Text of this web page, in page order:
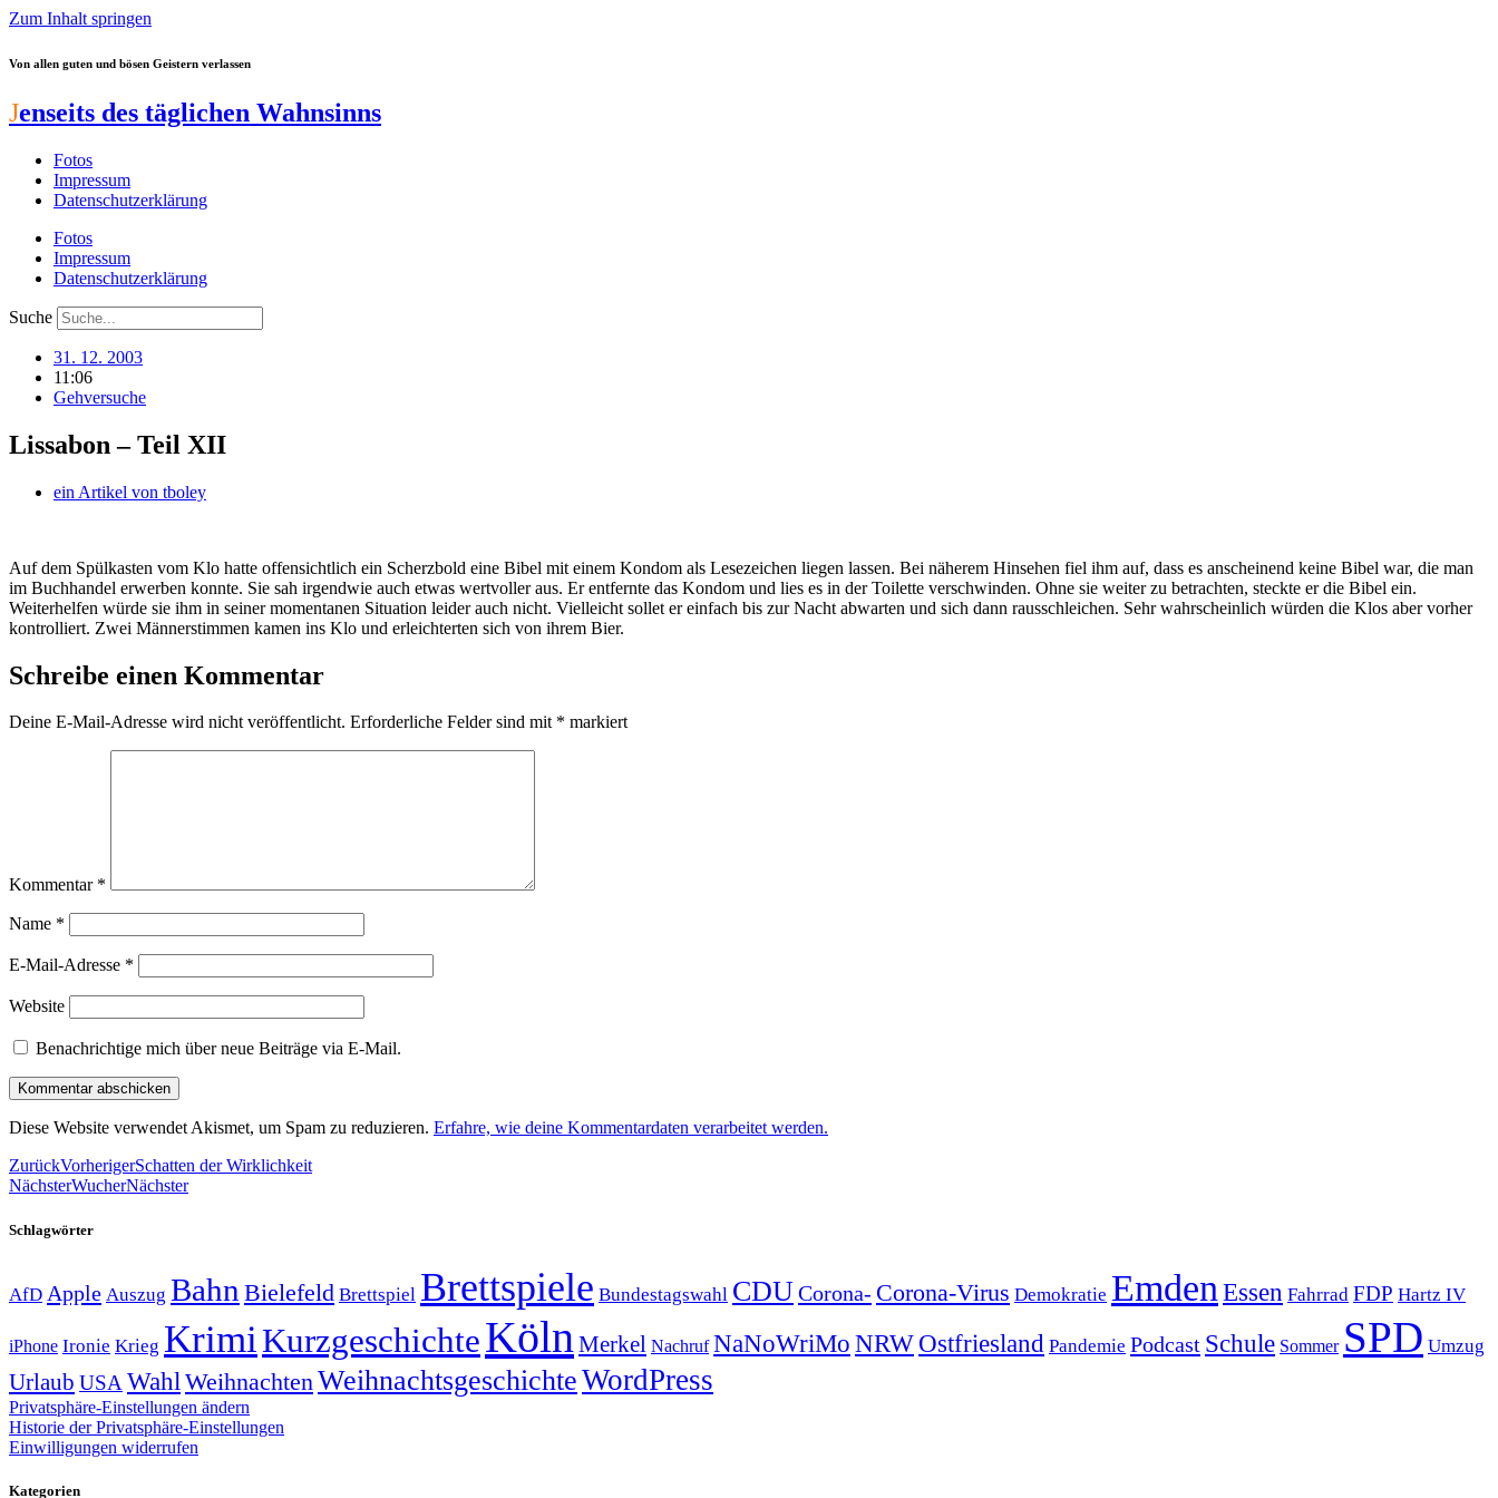
Zum Inhalt springen
Von allen guten und bösen Geistern verlassen
Jenseits des täglichen Wahnsinns
Fotos
Impressum
Datenschutzerklärung
Fotos
Impressum
Datenschutzerklärung
Suche
31. 12. 2003
11:06
Gehversuche
Lissabon – Teil XII
ein Artikel von tboley
Auf dem Spülkasten vom Klo hatte offensichtlich ein Scherzbold eine Bibel mit einem Kondom als Lesezeichen liegen lassen. Bei näherem Hinsehen fiel ihm auf, dass es anscheinend keine Bibel war, die man
im Buchhandel erwerben konnte. Sie sah irgendwie auch etwas wertvoller aus. Er entfernte das Kondom und lies es in der Toilette verschwinden. Ohne sie weiter zu betrachten, steckte er die Bibel ein.
Weiterhelfen würde sie ihm in seiner momentanen Situation leider auch nicht. Vielleicht sollet er einfach bis zur Nacht abwarten und sich dann rausschleichen. Sehr wahrscheinlich würden die Klos aber vorher
kontrolliert. Zwei Männerstimmen kamen ins Klo und erleichterten sich von ihrem Bier.
Schreibe einen Kommentar
Deine E-Mail-Adresse wird nicht veröffentlicht. Erforderliche Felder sind mit * markiert
Kommentar *
Name *
E-Mail-Adresse *
Website
Benachrichtige mich über neue Beiträge via E-Mail.
Diese Website verwendet Akismet, um Spam zu reduzieren. Erfahre, wie deine Kommentardaten verarbeitet werden.
ZurückVorherigerSchatten der Wirklichkeit
NächsterWucherNächster
Schlagwörter
AfD Apple Auszug Bahn Bielefeld Brettspiel Brettspiele Bundestagswahl CDUCorona- Corona-Virus Demokratie Emden Essen Fahrrad FDP Hartz IV
iPhone Ironie Krieg KrimiKurzgeschichteKöln Merkel Nachruf NaNoWriMo NRWOstfriesland Pandemie Podcast Schule Sommer SPD Umzug
Urlaub USA Wahl Weihnachten WeihnachtsgeschichteWordPress
Privatsphäre-Einstellungen ändern
Historie der Privatsphäre-Einstellungen
Einwilligungen widerrufen
Kategorien